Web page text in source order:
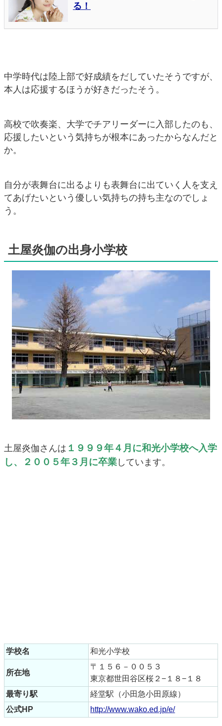
中学時代は陸上部で好成績をだしていたそうですが、
本人は応援するほうが好きだったそう。
高校で吹奏楽、大学でチアリーダーに入部したのも、
応援したいという気持ちが根本にあったからなんだと
か。
自分が表舞台に出るよりも表舞台に出ていく人を支え
てあげたいという優しい気持ちの持ち主なのでしょ
う。
土屋炎伽の出身小学校
土屋炎伽さんは １９９９年４月に和光小学校へ入学
し、２００５年３月に卒業 しています。
学校名 和光小学校
所在地
〒１５６－００５３
東京都世田谷区桜２−１８−１８
最寄り駅
経堂駅（小田急小田原線）
公式HP
http://www.wako.ed.jp/e/